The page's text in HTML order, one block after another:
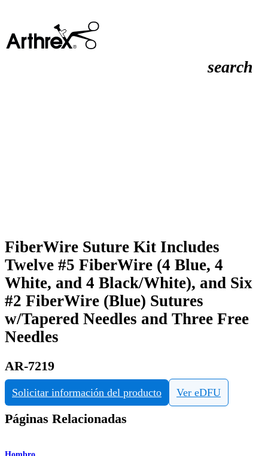
search
FiberWire Suture Kit Includes
Twelve #5 FiberWire (4 Blue, 4
White, and 4 Black/White), and Six
#2 FiberWire (Blue) Sutures
w/Tapered Needles and Three Free
Needles
AR-7219
Solicitar información del producto Ver eDFU
Páginas Relacionadas